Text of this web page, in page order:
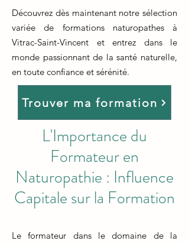
Découvrez dès maintenant notre sélection
variée de formations naturopathes à
Vitrac-Saint-Vincent et entrez dans le
monde passionnant de la santé naturelle,
en toute confiance et sérénité.
Trouver ma formation
L'Importance du
Formateur en
Naturopathie : Influence
Capitale sur la Formation
Le formateur dans le domaine de la